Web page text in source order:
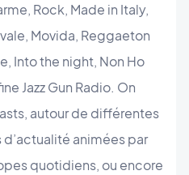
Rock, Made in Italy,
Movida, Reggaeton
Into the night, Non Ho
Jazz Gun Radio. On
autour de différentes
animées par
quotidiens, ou encore